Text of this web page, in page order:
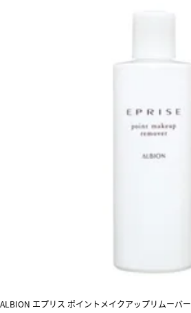
ALBION エプリス ポイントメイクアップリムーバー